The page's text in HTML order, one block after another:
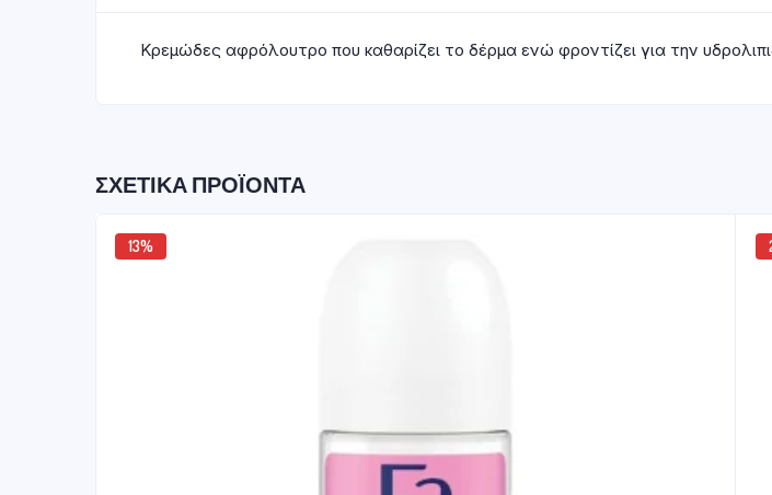
Κρεμώδες αφρόλουτρο που καθαρίζει το δέρμα ενώ φροντίζει για την
ΣΧΕΤΙΚΆ ΠΡΟΪΌΝΤΑ
13%